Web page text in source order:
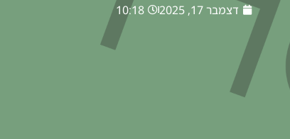
דצמבר 17, 2025 10:18